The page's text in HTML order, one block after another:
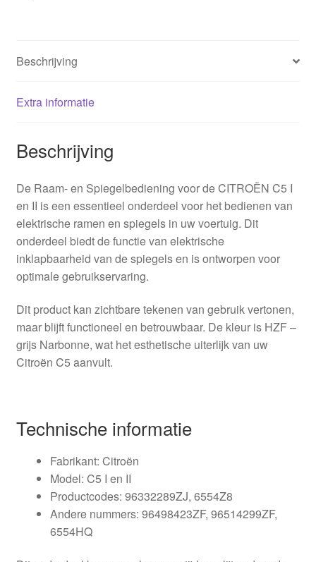
Beschrijving
Extra informatie
Beschrijving
De Raam- en Spiegelbediening voor de CITROËN C5 I
en II is een essentieel onderdeel voor het bedienen van
elektrische ramen en spiegels in uw voertuig. Dit
onderdeel biedt de functie van elektrische
inklapbaarheid van de spiegels en is ontworpen voor
optimale gebruikservaring.
Dit product kan zichtbare tekenen van gebruik vertonen,
maar blijft functioneel en betrouwbaar. De kleur is HZF –
grijs Narbonne, wat het esthetische uiterlijk van uw
Citroën C5 aanvult.
Technische informatie
Fabrikant: Citroën
Model: C5 I en II
Productcodes: 96332289ZJ, 6554Z8
Andere nummers: 96498423ZF, 96514299ZF,
6554HQ